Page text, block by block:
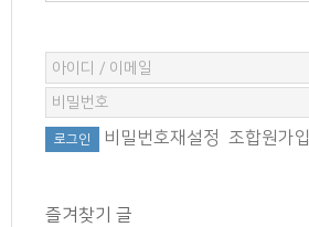
비밀번호재설정 조합원가입
즐겨찾기 글